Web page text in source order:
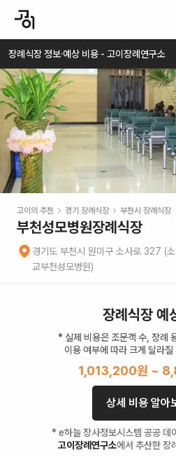
2026-08-07
장례식장 정보·예상 비용 - 고이장례연구소
고이의 추천 경기 장례식장 부천시 장례식장
부천성모병원장례식장
경기도 부천시 원미구 소사로 327 (
교부천성모병원)
장례식장 예
* 실제 비용은 조문객 수, 장례
이용 여부에 따라 크게 달라질
1,013,200원 ~
상세 비용 알아
* e하늘 장사정보시스템 공공 데
고이장례연구소에서 추산한 장